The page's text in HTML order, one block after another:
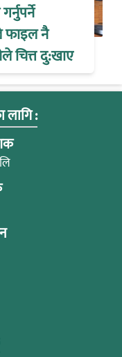
फाइल नै
चित्त दु:खाए
: